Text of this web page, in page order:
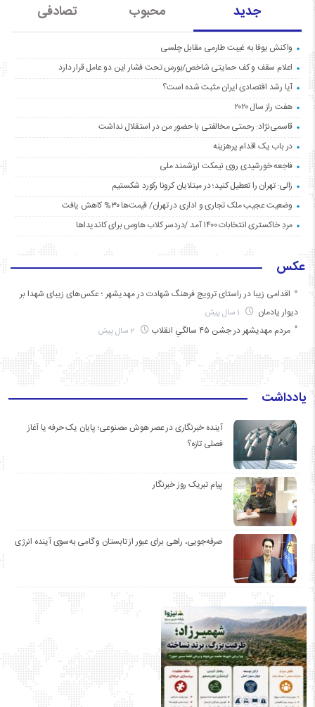
جدید محبوب تصادفی
واکنش یوفا به غیبت طارمی مقابل چلسی
اعلام سقف و کف حمایتی شاخص/بورس تحت فشار این دو عامل قرار دارد
آیا رشد اقتصادی ایران مثبت شده است؟
هفت راز سال ۲۰۲۰
قاسمی‌نژاد: رحمتی مخالفتی با حضور من در استقلال نداشت
در باب یک اقدام پرهزینه
فاجعه خورشیدی روی نیمکت ارزشمند ملی
زالی: تهران را تعطیل کنید؛ در مبتلایان کرونا رکورد شکستیم
وضعیت عجیب ملک تجاری و اداری در تهران/ قیمت‌ها ۳۰% کاهش یافت
مردِ خاکستری انتخابات ۱۴۰۰ آمد /دردسر کلاب هاوس برای کاندیداها
عکس
اقدامی زیبا در راستای ترویج فرهنگ شهادت در مهدیشهر ؛ عکس‌های زیبای شهدا بر
دیوار یادمان
مردم مهدیشهر در جشن ۴۵ سالگیِ انقلاب
یادداشت
آینده خبرنگاری در عصر هوش مصنوعی؛ پایان یک حرفه یا آغاز
فصلی تازه؟
پیام تبریک روز خبرنگار
صرفه‌جویی، راهی برای عبور از تابستان و گامی به‌سوی آینده انرژی